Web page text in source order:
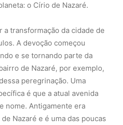
o Círio de Nazaré.
a transformação da cidade de
A devoção começou
e se tornando parte da
de Nazaré, por exemplo,
peregrinação. Uma
é que a atual avenida
nome. Antigamente era
Nazaré e é uma das poucas